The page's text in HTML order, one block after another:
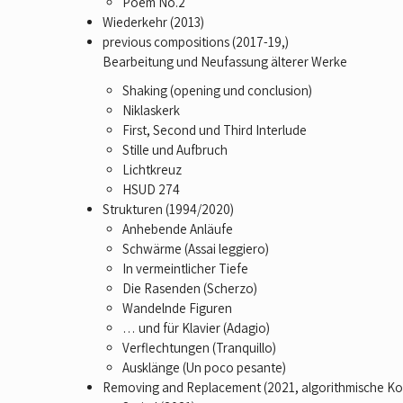
Wiederkehr (2013)
previous compositions (2017-19,)
Bearbeitung und Neufassung älterer Werke
Shaking (opening und conclusion)
Niklaskerk
First, Second und Third Interlude
Stille und Aufbruch
Lichtkreuz
HSUD 274
Strukturen (1994/2020)
Anhebende Anläufe
Schwärme (Assai leggiero)
In vermeintlicher Tiefe
Die Rasenden (Scherzo)
Wandelnde Figuren
… und für Klavier (Adagio)
Verflechtungen (Tranquillo)
Ausklänge (Un poco pesante)
Removing and Replacement (2021, algorithmische